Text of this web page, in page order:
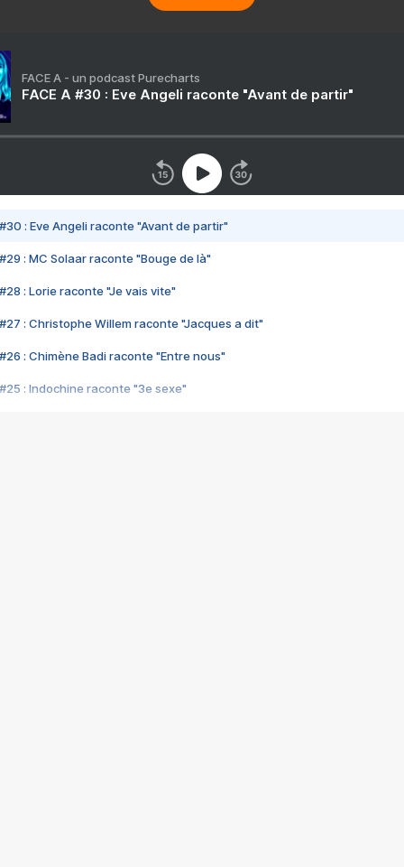
FACE A - un podcast Purecharts
FACE A #30 : Eve Angeli raconte "Avant de partir"
#30 : Eve Angeli raconte "Avant de partir"
#29 : MC Solaar raconte "Bouge de là"
#28 : Lorie raconte "Je vais vite"
#27 : Christophe Willem raconte "Jacques a dit"
#26 : Chimène Badi raconte "Entre nous"
#25 : Indochine raconte "3e sexe"